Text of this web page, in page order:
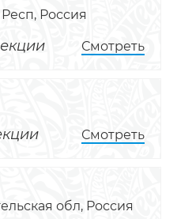
Россия
Смотреть
Смотреть
обл, Россия